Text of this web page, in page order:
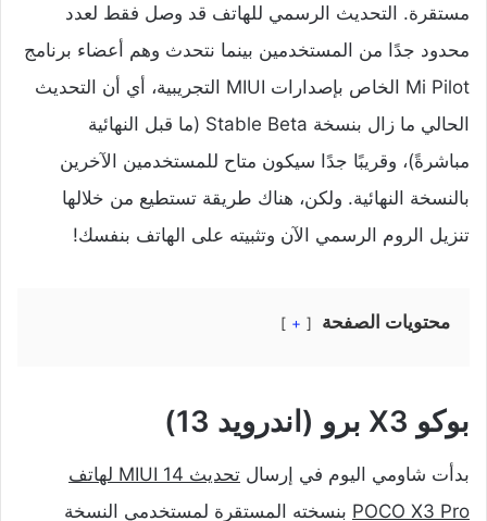
مستقرة. التحديث الرسمي للهاتف قد وصل فقط لعدد
محدود جدًا من المستخدمين بينما نتحدث وهم أعضاء برنامج
Mi Pilot الخاص بإصدارات MIUI التجريبية، أي أن التحديث
الحالي ما زال بنسخة Stable Beta (ما قبل النهائية
مباشرةً)، وقريبًا جدًا سيكون متاح للمستخدمين الآخرين
بالنسخة النهائية. ولكن، هناك طريقة تستطيع من خلالها
تنزيل الروم الرسمي الآن وتثبيته على الهاتف بنفسك!
محتويات الصفحة +
بوكو X3 برو (اندرويد 13)
بدأت شاومي اليوم في إرسال
تحديث MIUI 14 لهاتف
POCO X3 Pro بنسخته المستقرة لمستخدمي النسخة